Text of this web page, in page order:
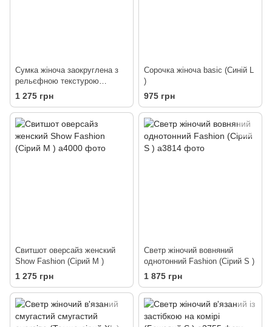
Сумка жіноча заокруглена з
рельєфною текстурою
(Чорний 19см )
1 275 грн
Сорочка жіноча basic (Синій L
)
975 грн
Свитшот оверсайз женский
Show Fashion (Сірий M )
1 275 грн
Светр жіночий вовняний
однотонний Fashion (Сірий S )
1 875 грн